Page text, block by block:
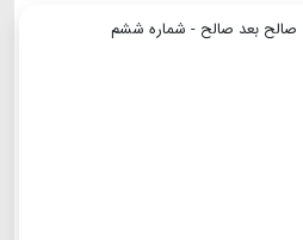
صالح بعد صالح - شماره ششم